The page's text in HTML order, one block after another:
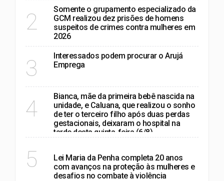
2
Somente o grupamento especializado da
GCM realizou dez prisões de homens
suspeitos de crimes contra mulheres em
2026
3
Interessados podem procurar o Arujá
Emprega
4
Bianca, mãe da primeira bebê nascida na
unidade, e Caluana, que realizou o sonho
de ter o terceiro filho após duas perdas
gestacionais, deixaram o hospital na
tarde desta quinta-feira (6/8)
5
Lei Maria da Penha completa 20 anos
com avanços na proteção às mulheres e
desafios no combate à violência